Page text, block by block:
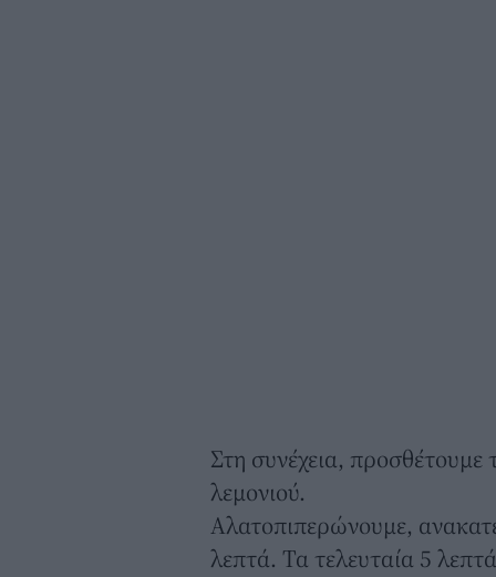
Στη συνέχεια,
λεμονιού.
Αλατοπιπερώνουμε,
λεπτά. Τα τελευταία 5